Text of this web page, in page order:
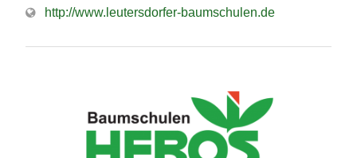
http://www.leutersdorfer-baumschulen.de